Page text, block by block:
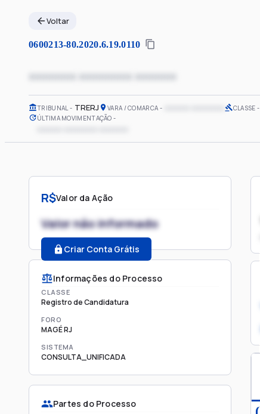
Voltar
0600213-80.2020.6.19.0110
xxxxxxxx xxxxxxxxx xxxxxxx
TRIBUNAL TRERJ VARA / COMARCA CLASSE
ÚLTIMA MOVIMENTAÇÃO
R$Valor da Ação
Valor não informado
Criar Conta Grátis
Informações do Processo
CLASSE
Registro de Candidatura
FORO
MAGÉ RJ
SISTEMA
CONSULTA_UNIFICADA
Partes do Processo